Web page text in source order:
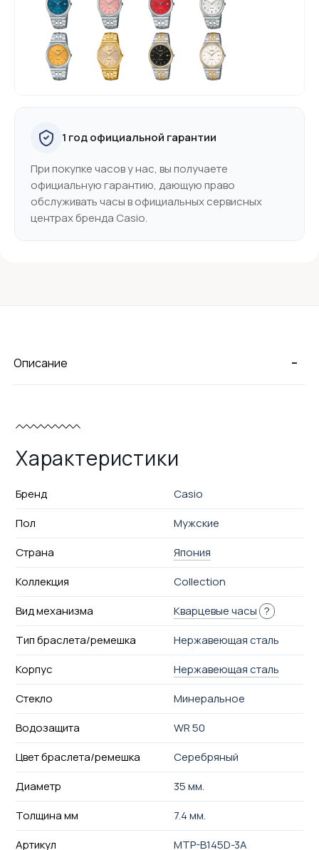
1 год официальной гарантии
При покупке часов у нас, вы получаете
официальную гарантию, дающую право
обслуживать часы в официальных сервисных
центрах бренда Casio.
-
Описание
Характеристики
Бренд
Casio
Пол
Мужские
Страна
Япония
Коллекция
Collection
Вид механизма
Кварцевые часы ?
Тип браслета/ремешка
Нержавеющая сталь
Корпус
Нержавеющая сталь
Стекло
Минеральное
Водозащита
WR 50
Цвет браслета/ремешка
Серебряный
Диаметр
35 мм.
Толщина мм
7.4 мм.
Артикул
MTP-B145D-3A